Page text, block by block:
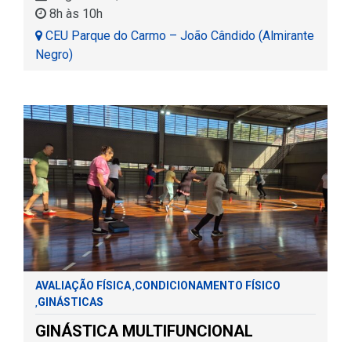
8h às 10h
CEU Parque do Carmo – João Cândido (Almirante
Negro)
AVALIAÇÃO FÍSICA,CONDICIONAMENTO FÍSICO
,GINÁSTICAS
GINÁSTICA MULTIFUNCIONAL